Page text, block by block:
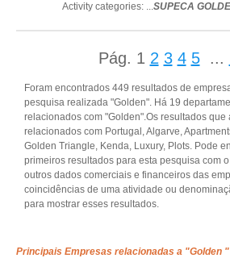
Activity categories: ...SUPECA
Pág. 1 2 3 4 5 ...
Foram encontrados 449 resultados de
pesquisa realizada "Golden". Há 19
relacionados com "Golden".Os resultados que
relacionados com Portugal, Algarve,
Golden Triangle, Kenda, Luxury, Plots. Pode
primeiros resultados para esta pesquisa com
outros dados comerciais e financeiros das
coincidências de uma atividade ou
para mostrar esses resultados.
Principais Empresas relacionadas a "Golden